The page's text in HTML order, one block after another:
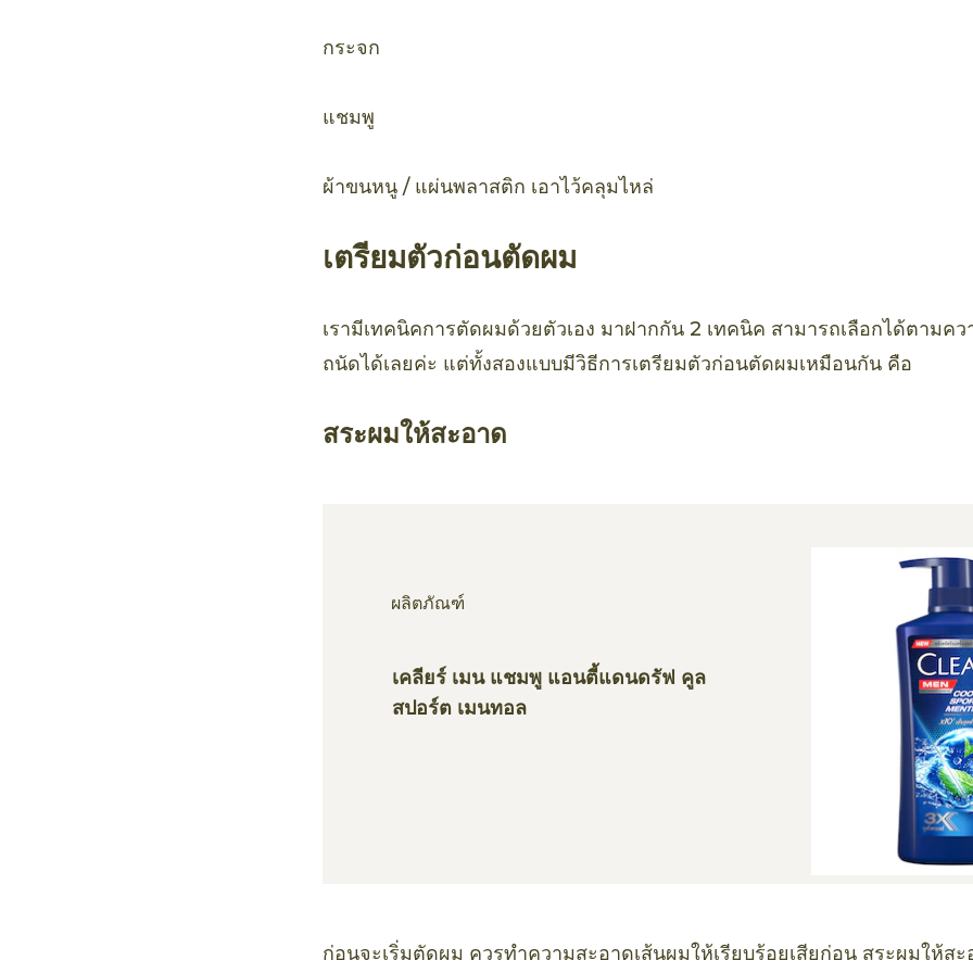
กระจก
แชมพู
ผ้าขนหนู / แผ่นพลาสติก เอาไว้คลุมไหล่
เตรียมตัวก่อนตัดผม
เรามีเทคนิคการตัดผมด้วยตัวเอง มาฝากกัน 2 เทคนิค สามารถเลือกได้ตามค
ถนัดได้เลยค่ะ แต่ทั้งสองแบบมีวิธีการเตรียมตัวก่อนตัดผมเหมือนกัน คือ
สระผมให้สะอาด
ผลิตภัณฑ์
เคลียร์ เมน แชมพู แอนตี้แดนดรัฟ คูล
สปอร์ต เมนทอล
ก่อนจะเริ่มตัดผม ควรทำความสะอาดเส้นผมให้เรียบร้อยเสียก่อน สระผมให้สะ